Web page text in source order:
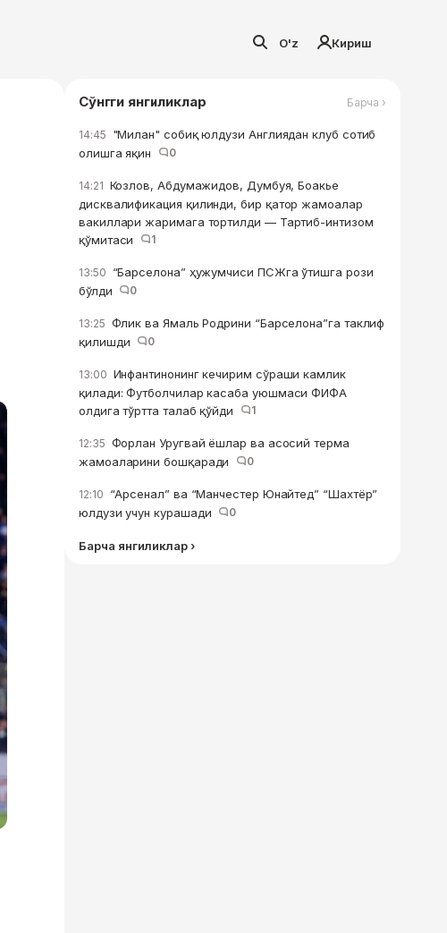
O'z Кириш
Сўнгги янгиликлар Барча ›
14:45 "Милан" собиқ юлдузи Англиядан клуб сотиб
олишга яқин
0
14:21 Козлов, Абдумажидов, Думбуя, Боакье
дисквалификация қилинди, бир қатор жамоалар
вакиллари жаримага тортилди — Тартиб-интизом
қўмитаси
1
13:50 “Барселона” ҳужумчиси ПСЖга ўтишга рози
бўлди
0
13:25 Флик ва Ямаль Родрини “Барселона”га таклиф
қилишди
0
13:00 Инфантинонинг кечирим сўраши камлик
қилади: Футболчилар касаба уюшмаси ФИФА
олдига тўртта талаб қўйди
1
12:35 Форлан Уругвай ёшлар ва асосий терма
жамоаларини бошқаради
0
12:10 “Арсенал” ва “Манчестер Юнайтед” “Шахтёр”
юлдузи учун курашади
0
Барча янгиликлар ›